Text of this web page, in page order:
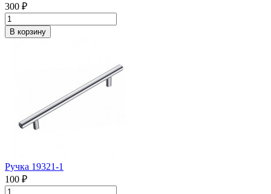
300 ₽
В корзину
Ручка 19321-1
100 ₽